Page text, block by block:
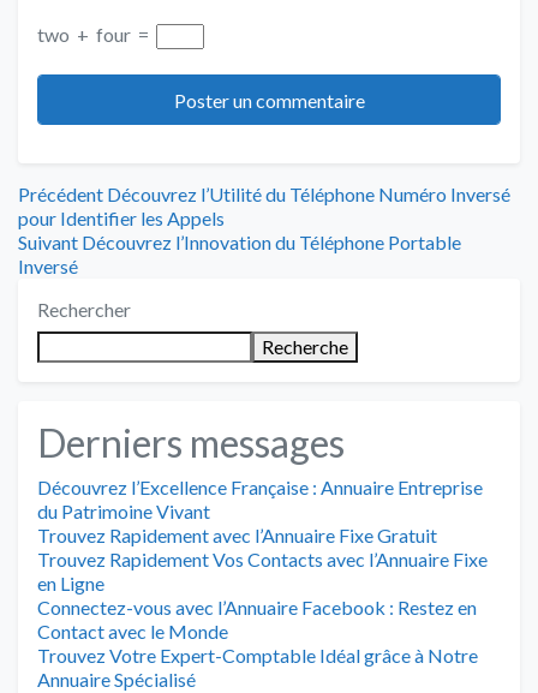
two + four =
Navigation
de
l’article
Précédent Article
précédent
:
Découvrez l’Utilité du Téléphone Numéro Inversé
pour Identifier les Appels
Suivant Article
Découvrez l’Innovation du Téléphone Portable
Inversé
Rechercher
Recherche
Derniers messages
Découvrez l’Excellence Française : Annuaire Entreprise
du Patrimoine Vivant
Trouvez Rapidement avec l’Annuaire Fixe Gratuit
Trouvez Rapidement Vos Contacts avec l’Annuaire Fixe
en Ligne
Connectez-vous avec l’Annuaire Facebook : Restez en
Contact avec le Monde
Trouvez Votre Expert-Comptable Idéal grâce à Notre
Annuaire Spécialisé